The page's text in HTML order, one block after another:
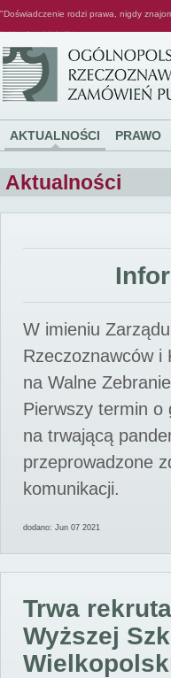
"Doświadczenie rodzi prawa, nigdy
AKTUALNOŚCI PRAWO
Aktualności
W imieniu
Rzeczoznawców i
na Walne
Pierwszy termin o
na trwającą
przeprowadzone
komunikacji.
dodano: Jun 07 2021
Trwa
Wyższej